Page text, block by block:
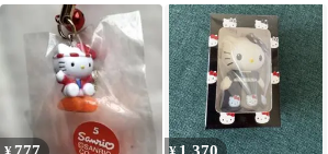
クリアポーチ
777 1,370